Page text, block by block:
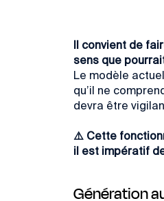
Il convient de
sens que
Le modèle
qu’il ne
devra être
⚠️ Cette
il est impératif
Génération